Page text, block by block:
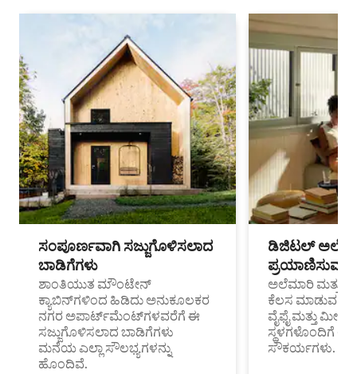
ಸಂಪೂರ್ಣವಾಗಿ ಸಜ್ಜುಗೊಳಿಸಲಾದ
ಬಾಡಿಗೆಗಳು
ಶಾಂತಿಯುತ ಮೌಂಟೇನ್
ಕ್ಯಾಬಿನ್‌ಗಳಿಂದ ಹಿಡಿದು ಅನುಕೂಲಕರ
ನಗರ ಅಪಾರ್ಟ್‌ಮೆಂಟ್‌ಗಳವರೆಗೆ ಈ
ಸಜ್ಜುಗೊಳಿಸಲಾದ ಬಾಡಿಗೆಗಳು
ಮನೆಯ ಎಲ್ಲಾ ಸೌಲಭ್ಯಗಳನ್ನು
ಹೊಂದಿವೆ.
ಡಿಜಿಟಲ್
ಪ್ರಯಾಣಿಸುವ
ಅಲೆಮಾರಿ ಮತ್ತು
ಕೆಲಸ ಮಾಡುವ
ವೈಫೈ ಮತ್ತು
ಸ್ಥಳಗಳೊಂದಿಗೆ
ಸೌಕರ್ಯಗಳು.